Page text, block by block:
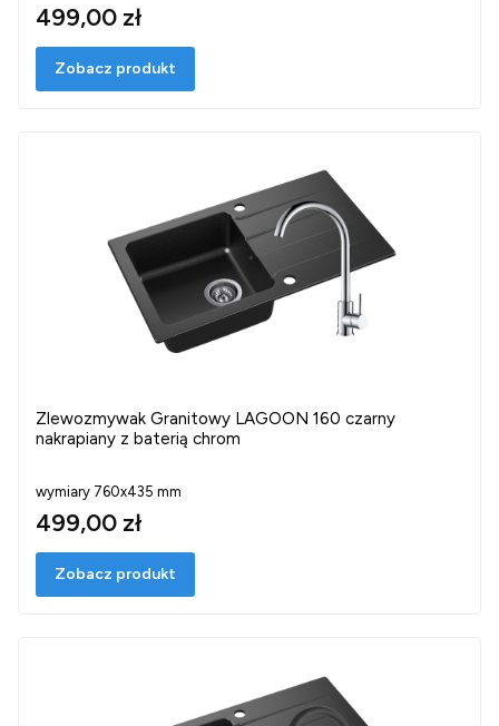
499,00 zł
Zobacz produkt
Zlewozmywak Granitowy LAGOON 160 czarny
nakrapiany z baterią chrom
wymiary 760x435 mm
499,00 zł
Zobacz produkt